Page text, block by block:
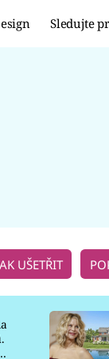
Sledujte
UŠETŘIT